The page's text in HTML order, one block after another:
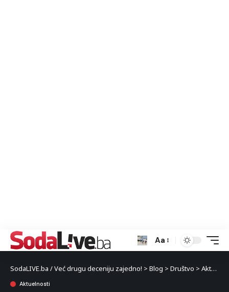
Aa
SodaLIVE.ba / Već drugu deceniju zajedno! > Blog > Društvo > Aktuelnosti
Aktuelnosti